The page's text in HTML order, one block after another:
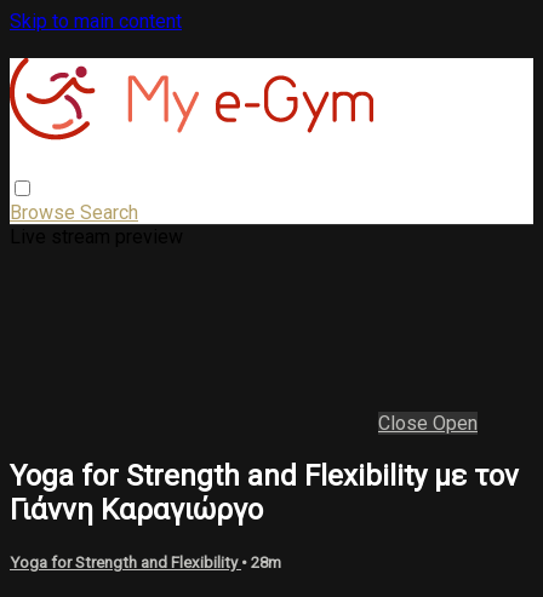
Skip to main content
Browse Search
Close Open
Yoga for Strength and Flexibility με τον
Γιάννη Καραγιώργο
Yoga for Strength and Flexibility • 28m